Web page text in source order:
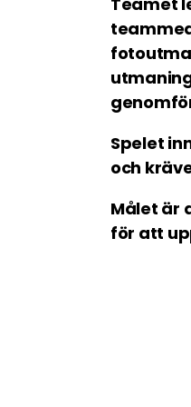
Spelet
och
Målet är
för att